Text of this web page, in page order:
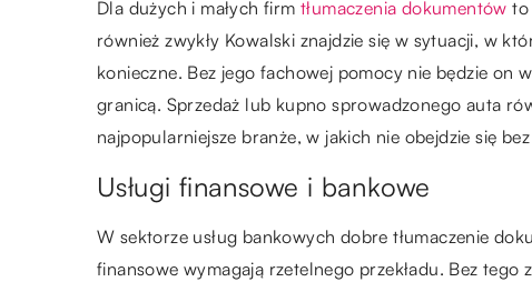
Dla dużych i małych firm tłumaczenia dokumentów to
również zwykły Kowalski znajdzie się w sytuacji, w
konieczne. Bez jego fachowej pomocy nie będzie on
granicą. Sprzedaż lub kupno sprowadzonego auta
najpopularniejsze branże, w jakich nie obejdzie się
Usługi finansowe i bankowe
W sektorze usług bankowych dobre tłumaczenie
finansowe wymagają rzetelnego przekładu. Bez